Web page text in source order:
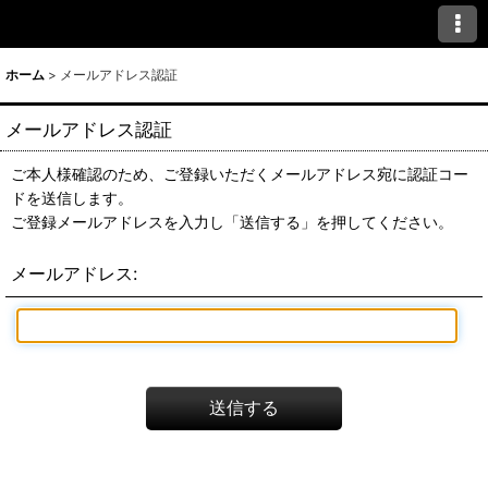
ホーム > メールアドレス認証
メールアドレス認証
ご本人様確認のため、ご登録いただくメールアドレス宛に認証コー
ドを送信します。
ご登録メールアドレスを入力し「送信する」を押してください。
メールアドレス:
送信する